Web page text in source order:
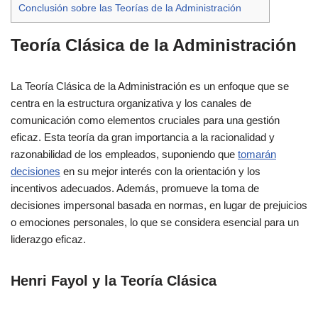
Conclusión sobre las Teorías de la Administración
Teoría Clásica de la Administración
La Teoría Clásica de la Administración es un enfoque que se
centra en la estructura organizativa y los canales de
comunicación como elementos cruciales para una gestión
eficaz. Esta teoría da gran importancia a la racionalidad y
razonabilidad de los empleados, suponiendo que tomarán
decisiones en su mejor interés con la orientación y los
incentivos adecuados. Además, promueve la toma de
decisiones impersonal basada en normas, en lugar de prejuicios
o emociones personales, lo que se considera esencial para un
liderazgo eficaz.
Henri Fayol y la Teoría Clásica